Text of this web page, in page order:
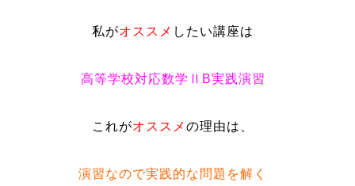
私がオススメ したい講座は
高等学校対応数学ⅡB実践演習
これがオススメの理由は、
演習なので実践的な問題を解く